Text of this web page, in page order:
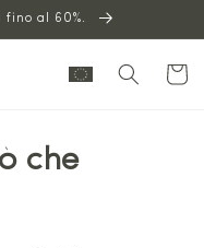
al 60%.
Carrello
che